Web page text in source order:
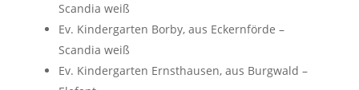
Scandia weiß
Ev. Kindergarten Borby, aus Eckernförde –
Scandia weiß
Ev. Kindergarten Ernsthausen, aus Burgwald –